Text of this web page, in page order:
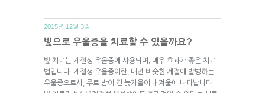
2015년 12월 3일.
빛으로 우울증을 치료할 수 있을까요?
빛 치료는 계절성 우울증에 사용되며, 매우 효과가 좋은 치료
법입니다. 계절성 우울증이란, 매년 비슷한 계절에 발병하는
우울증으로서, 주로 밤이 긴 늦가을이나 겨울에 나타납니다.